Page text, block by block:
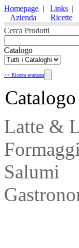
Homepage | Links |
Azienda
Ricette
Cerca Prodotti
Catalogo
>> Ricerca avanzata
Latte &
Formaggi
Salumi